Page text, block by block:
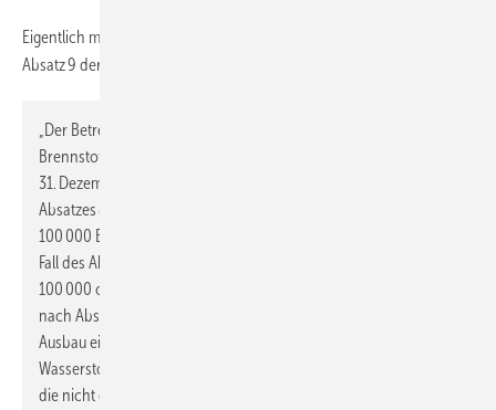
Eigentlich muss der Warnhinweis noch erweitert werden, denn § 71
Absatz 9 der Formulierungshilfe sieht vor:
„Der Betreiber einer mit einem flüssigen oder gasförmigen
Brennstoff beschickten Heizungsanlage, die nach Ablauf des
31. Dezember 2023 und vor Ablauf des 30. Juni 2026 im Fall des
Absatzes 8 Satz 1 [siehe oben: Gemeindegebiet hat mehr als
100 000 Einwohner] oder vor dem Ablauf des 30. Juni 2028 im
Fall des Absatzes 8 Satz 2 [siehe oben: Gemeindegebiet hat
100 000 oder weniger Einwohner] oder vor der Entscheidung
nach Absatz 8 Satz 3 [siehe oben: das Gebiet für den Neu- oder
Ausbau eines Wärmenetzes oder als
Wasserstoffnetzausbaugebiet ausgewiesen] eingebaut wird und
die nicht die Anforderungen des Absatzes 1 [also nicht